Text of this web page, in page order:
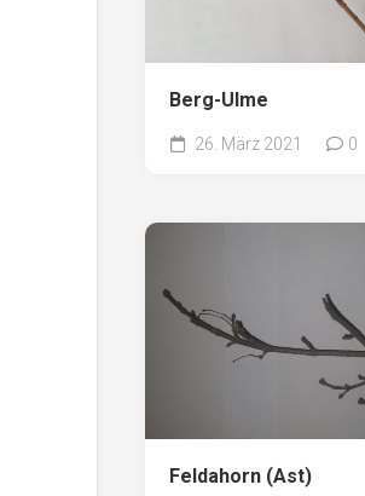
Berg-Ulme
26. März 2021 0
Feldahorn (Ast)